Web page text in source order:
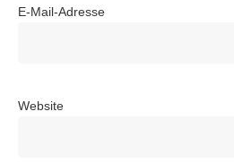
E-Mail-Adresse
Website